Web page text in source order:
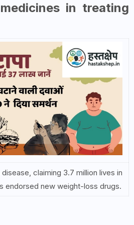
in treating
claiming 3.7 million lives in
endorsed new weight-loss drugs.